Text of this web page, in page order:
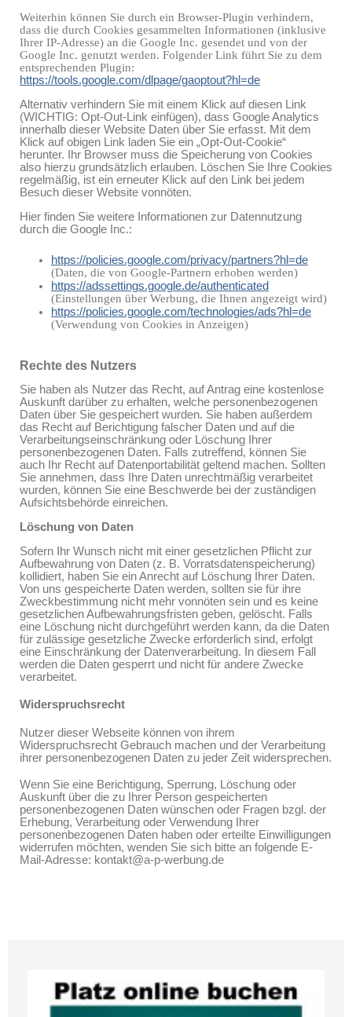
Weiterhin können Sie durch ein Browser-Plugin verhindern,
dass die durch Cookies gesammelten Informationen (inklusive
Ihrer IP-Adresse) an die Google Inc. gesendet und von der
Google Inc. genutzt werden. Folgender Link führt Sie zu dem
entsprechenden Plugin:
https://tools.google.com/dlpage/gaoptout?hl=de
Alternativ verhindern Sie mit einem Klick auf diesen Link
(WICHTIG: Opt-Out-Link einfügen), dass Google Analytics
innerhalb dieser Website Daten über Sie erfasst. Mit dem
Klick auf obigen Link laden Sie ein „Opt-Out-Cookie“
herunter. Ihr Browser muss die Speicherung von Cookies
also hierzu grundsätzlich erlauben. Löschen Sie Ihre Cookies
regelmäßig, ist ein erneuter Klick auf den Link bei jedem
Besuch dieser Website vonnöten.
Hier finden Sie weitere Informationen zur Datennutzung
durch die Google Inc.:
https://policies.google.com/privacy/partners?hl=de
(Daten, die von Google-Partnern erhoben werden)
https://adssettings.google.de/authenticated
(Einstellungen über Werbung, die Ihnen angezeigt wird)
https://policies.google.com/technologies/ads?hl=de
(Verwendung von Cookies in Anzeigen)
Rechte des Nutzers
Sie haben als Nutzer das Recht, auf Antrag eine kostenlose
Auskunft darüber zu erhalten, welche personenbezogenen
Daten über Sie gespeichert wurden. Sie haben außerdem
das Recht auf Berichtigung falscher Daten und auf die
Verarbeitungseinschränkung oder Löschung Ihrer
personenbezogenen Daten. Falls zutreffend, können Sie
auch Ihr Recht auf Datenportabilität geltend machen. Sollten
Sie annehmen, dass Ihre Daten unrechtmäßig verarbeitet
wurden, können Sie eine Beschwerde bei der zuständigen
Aufsichtsbehörde einreichen.
Löschung von Daten
Sofern Ihr Wunsch nicht mit einer gesetzlichen Pflicht zur
Aufbewahrung von Daten (z. B. Vorratsdatenspeicherung)
kollidiert, haben Sie ein Anrecht auf Löschung Ihrer Daten.
Von uns gespeicherte Daten werden, sollten sie für ihre
Zweckbestimmung nicht mehr vonnöten sein und es keine
gesetzlichen Aufbewahrungsfristen geben, gelöscht. Falls
eine Löschung nicht durchgeführt werden kann, da die Daten
für zulässige gesetzliche Zwecke erforderlich sind, erfolgt
eine Einschränkung der Datenverarbeitung. In diesem Fall
werden die Daten gesperrt und nicht für andere Zwecke
verarbeitet.
Widerspruchsrecht
Nutzer dieser Webseite können von ihrem
Widerspruchsrecht Gebrauch machen und der Verarbeitung
ihrer personenbezogenen Daten zu jeder Zeit widersprechen.
Wenn Sie eine Berichtigung, Sperrung, Löschung oder
Auskunft über die zu Ihrer Person gespeicherten
personenbezogenen Daten wünschen oder Fragen bzgl. der
Erhebung, Verarbeitung oder Verwendung Ihrer
personenbezogenen Daten haben oder erteilte Einwilligungen
widerrufen möchten, wenden Sie sich bitte an folgende E-
Mail-Adresse: kontakt@a-p-werbung.de